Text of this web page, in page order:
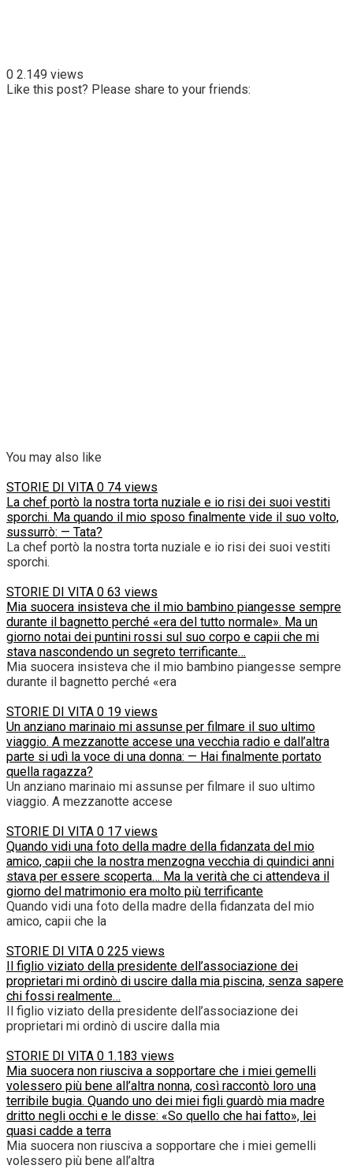
0 2.149 views
Like this post? Please share to your friends:
You may also like
STORIE DI VITA 0 74 views
La chef portò la nostra torta nuziale e io risi dei suoi vestiti
sporchi. Ma quando il mio sposo finalmente vide il suo volto,
sussurrò: — Tata?
La chef portò la nostra torta nuziale e io risi dei suoi vestiti
sporchi.
STORIE DI VITA 0 63 views
Mia suocera insisteva che il mio bambino piangesse sempre
durante il bagnetto perché «era del tutto normale». Ma un
giorno notai dei puntini rossi sul suo corpo e capii che mi
stava nascondendo un segreto terrificante…
Mia suocera insisteva che il mio bambino piangesse sempre
durante il bagnetto perché «era
STORIE DI VITA 0 19 views
Un anziano marinaio mi assunse per filmare il suo ultimo
viaggio. A mezzanotte accese una vecchia radio e dall’altra
parte si udì la voce di una donna: — Hai finalmente portato
quella ragazza?
Un anziano marinaio mi assunse per filmare il suo ultimo
viaggio. A mezzanotte accese
STORIE DI VITA 0 17 views
Quando vidi una foto della madre della fidanzata del mio
amico, capii che la nostra menzogna vecchia di quindici anni
stava per essere scoperta… Ma la verità che ci attendeva il
giorno del matrimonio era molto più terrificante
Quando vidi una foto della madre della fidanzata del mio
amico, capii che la
STORIE DI VITA 0 225 views
Il figlio viziato della presidente dell’associazione dei
proprietari mi ordinò di uscire dalla mia piscina, senza sapere
chi fossi realmente…
Il figlio viziato della presidente dell’associazione dei
proprietari mi ordinò di uscire dalla mia
STORIE DI VITA 0 1.183 views
Mia suocera non riusciva a sopportare che i miei gemelli
volessero più bene all’altra nonna, così raccontò loro una
terribile bugia. Quando uno dei miei figli guardò mia madre
dritto negli occhi e le disse: «So quello che hai fatto», lei
quasi cadde a terra
Mia suocera non riusciva a sopportare che i miei gemelli
volessero più bene all’altra